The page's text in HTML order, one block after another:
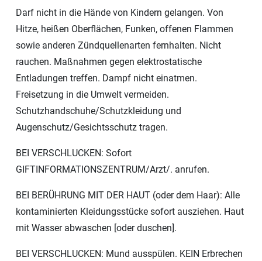
Darf nicht in die Hände von Kindern gelangen. Von
Hitze, heißen Oberflächen, Funken, offenen Flammen
sowie anderen Zündquellenarten fernhalten. Nicht
rauchen. Maßnahmen gegen elektrostatische
Entladungen treffen. Dampf nicht einatmen.
Freisetzung in die Umwelt vermeiden.
Schutzhandschuhe/Schutzkleidung und
Augenschutz/Gesichtsschutz tragen.
BEI VERSCHLUCKEN: Sofort
GIFTINFORMATIONSZENTRUM/Arzt/. anrufen.
BEI BERÜHRUNG MIT DER HAUT (oder dem Haar): Alle
kontaminierten Kleidungsstücke sofort ausziehen. Haut
mit Wasser abwaschen [oder duschen].
BEI VERSCHLUCKEN: Mund ausspülen. KEIN Erbrechen